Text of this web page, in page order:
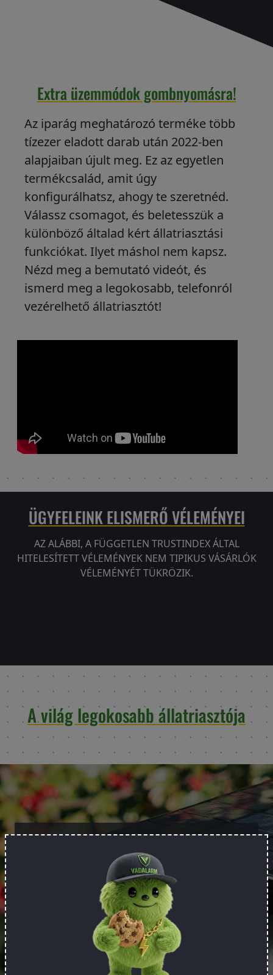
Extra üzemmódok gombnyomásra!
Az iparág meghatározó terméke több
tízezer eladott darab után 2022-ben
alapjaiban újult meg. Ez az egyetlen
termékcsalád, amit úgy
konfigurálhatsz, ahogy te szeretnéd.
Válassz csomagot, és beletesszük a
különböző általad kért állatriasztási
funkciókat. Ilyet máshol nem kapsz.
Nézd meg a bemutató videót, és
ismerd meg a legokosabb, telefonról
vezérelhető állatriasztót!
ÜGYFELEINK ELISMERŐ VÉLEMÉNYEI
AZ ALÁBBI, A FÜGGETLEN TRUSTINDEX ÁLTAL
HITELESÍTETT VÉLEMÉNYEK NEM TIPIKUS VÁSÁRLÓK
VÉLEMÉNYÉT TÜKRÖZIK.
A világ legokosabb állatriasztója
Az állatriasztók piacán évek óta
meghatározó hazai gyártó, a Vadalarm
fejleszti a legokosabb,
gondozásmentes állatriasztókat.
Anyanyelvű ügyfélszolgálatunkat
bármikor felhívhatod kérdéseddel. Ha
pedig szervizzel kapcsolatos problémád